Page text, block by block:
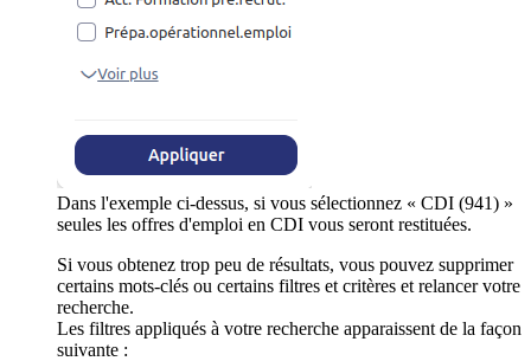
Dans l'exemple ci-dessus, si vous sélectionnez « CDI (941) »
seules les offres d'emploi en CDI vous seront restituées.
Si vous obtenez trop peu de résultats, vous pouvez supprimer
certains mots-clés ou certains filtres et critères et relancer votre
recherche.
Les filtres appliqués à votre recherche apparaissent de la façon
suivante :